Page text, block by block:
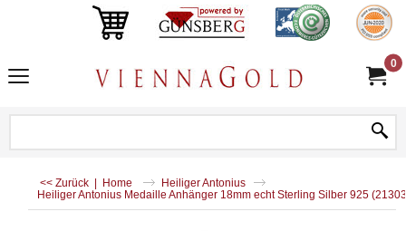
0
<< Zurück | Home
Heiliger Antonius
Heiliger Antonius Medaille Anhänger 18mm echt Sterling Silber 925